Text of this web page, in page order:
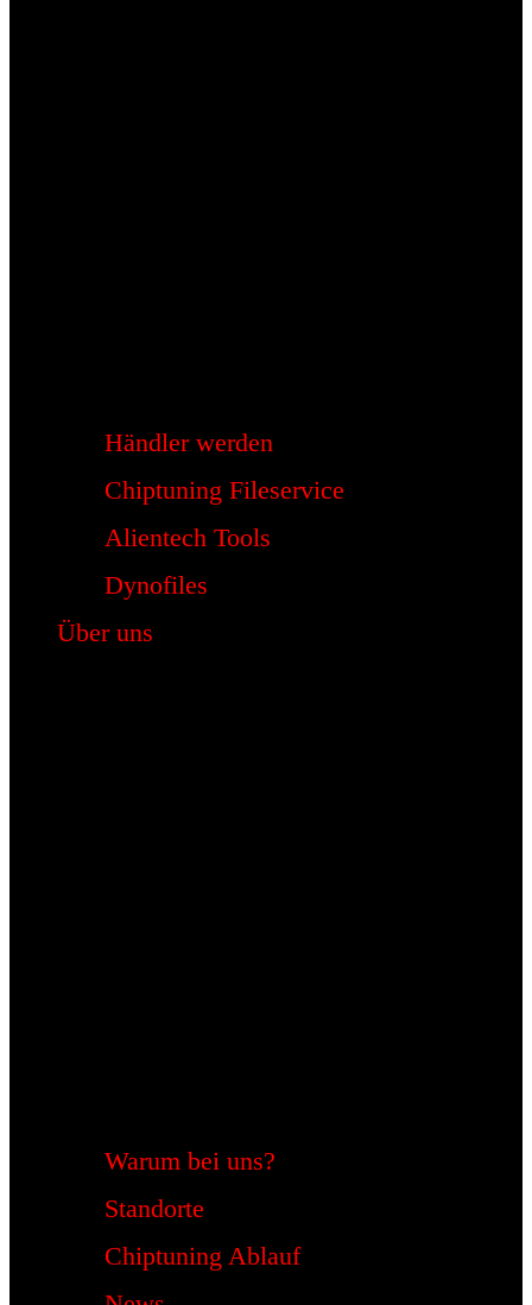
Händler werden
Chiptuning Fileservice
Alientech Tools
Dynofiles
Über uns
Warum bei uns?
Standorte
Chiptuning Ablauf